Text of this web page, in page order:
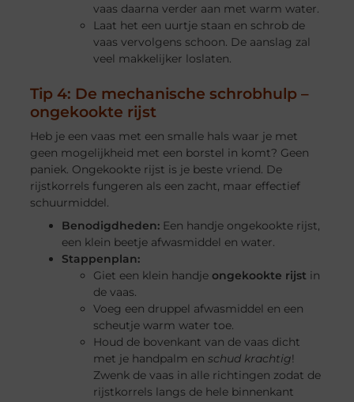
vaas daarna verder aan met warm water.
Laat het een uurtje staan en schrob de
vaas vervolgens schoon. De aanslag zal
veel makkelijker loslaten.
Tip 4: De mechanische schrobhulp –
ongekookte rijst
Heb je een vaas met een smalle hals waar je met
geen mogelijkheid met een borstel in komt? Geen
paniek. Ongekookte rijst is je beste vriend. De
rijstkorrels fungeren als een zacht, maar effectief
schuurmiddel.
Benodigdheden: Een handje ongekookte rijst,
een klein beetje afwasmiddel en water.
Stappenplan:
Giet een klein handje ongekookte rijst in
de vaas.
Voeg een druppel afwasmiddel en een
scheutje warm water toe.
Houd de bovenkant van de vaas dicht
met je handpalm en schud krachtig!
Zwenk de vaas in alle richtingen zodat de
rijstkorrels langs de hele binnenkant